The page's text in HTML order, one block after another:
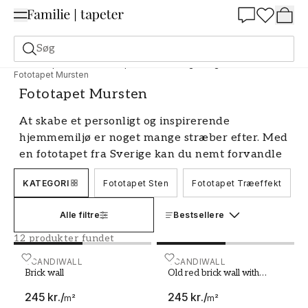
Søg
Fototapet Motiv Fototapet Materialer og design
Fototapet Mursten
Fototapet Mursten
At skabe et personligt og inspirerende
hjemmemiljø er noget mange stræber efter. Med
en fototapet fra Sverige kan du nemt forvandle
dit hjem og give det et unikt udtryk. Vores brede
udvalg af motiver og designere sikrer, at der er
leder efter en beroligende naturscene, en urban
bybillede eller et abstrakt mønster, har vi den
baggrundstapet, der passer præcis til dine
ønsker.
Fototapeter til alle rum
KATEGORI Fototapet Sten Fototapet Træeffekt
Alle filtre Bestsellere
12 produkter fundet
SCANDIWALL
Brick wall
245 kr./m²
Brick wall SCANDIWALL
Old red brick wall with
245 kr./m²
Old red brick wall with